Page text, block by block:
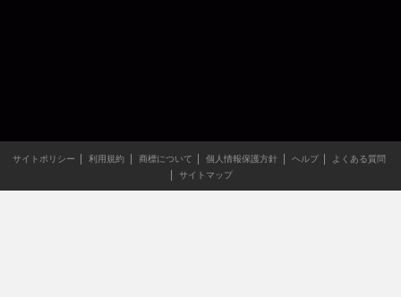
サイトポリシー 利用規約 商標について 個人情報保護方針 ヘルプ
よくある質問
サイトマップ